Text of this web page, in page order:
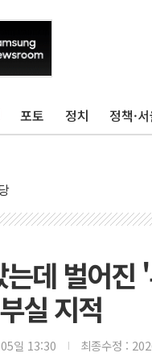
포토 정치 정책·
데 벌어
실 지적
일 13:30 최종수정 :